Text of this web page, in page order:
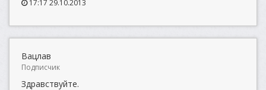
17:17 29.10.2013
Вацлав
Подписчик
Здравствуйте.